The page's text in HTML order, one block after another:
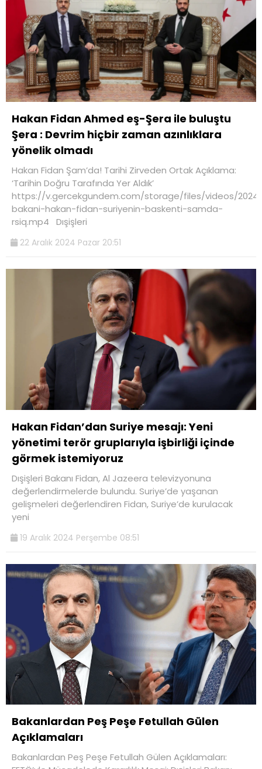
Hakan Fidan Ahmed eş-Şera ile buluştu
Şera : Devrim hiçbir zaman azınlıklara
yönelik olmadı
Hakan Fidan Şam’da! Tarihi Zirveden Ortak Açıklama:
‘Tarihin Doğru Tarafında Yer Aldık’
https://v.gercekgundem.com/storage/files/videos/2024/
bakani-hakan-fidan-suriyenin-baskenti-samda-
rsiq.mp4 Dışişleri
22 Aralık 2024 Pazar 20:51
Hakan Fidan’dan Suriye mesajı: Yeni
yönetimi terör gruplarıyla işbirliği içinde
görmek istemiyoruz
Dışişleri Bakanı Fidan, Al Jazeera televizyonuna
değerlendirmelerde bulundu. Suriye’de yaşanan
gelişmeleri değerlendiren Fidan, Suriye’de kurulacak
yeni
19 Aralık 2024 Perşembe 08:51
Bakanlardan Peş Peşe Fetullah Gülen
Açıklamaları
Bakanlardan Peş Peşe Fetullah Gülen Açıklamaları: